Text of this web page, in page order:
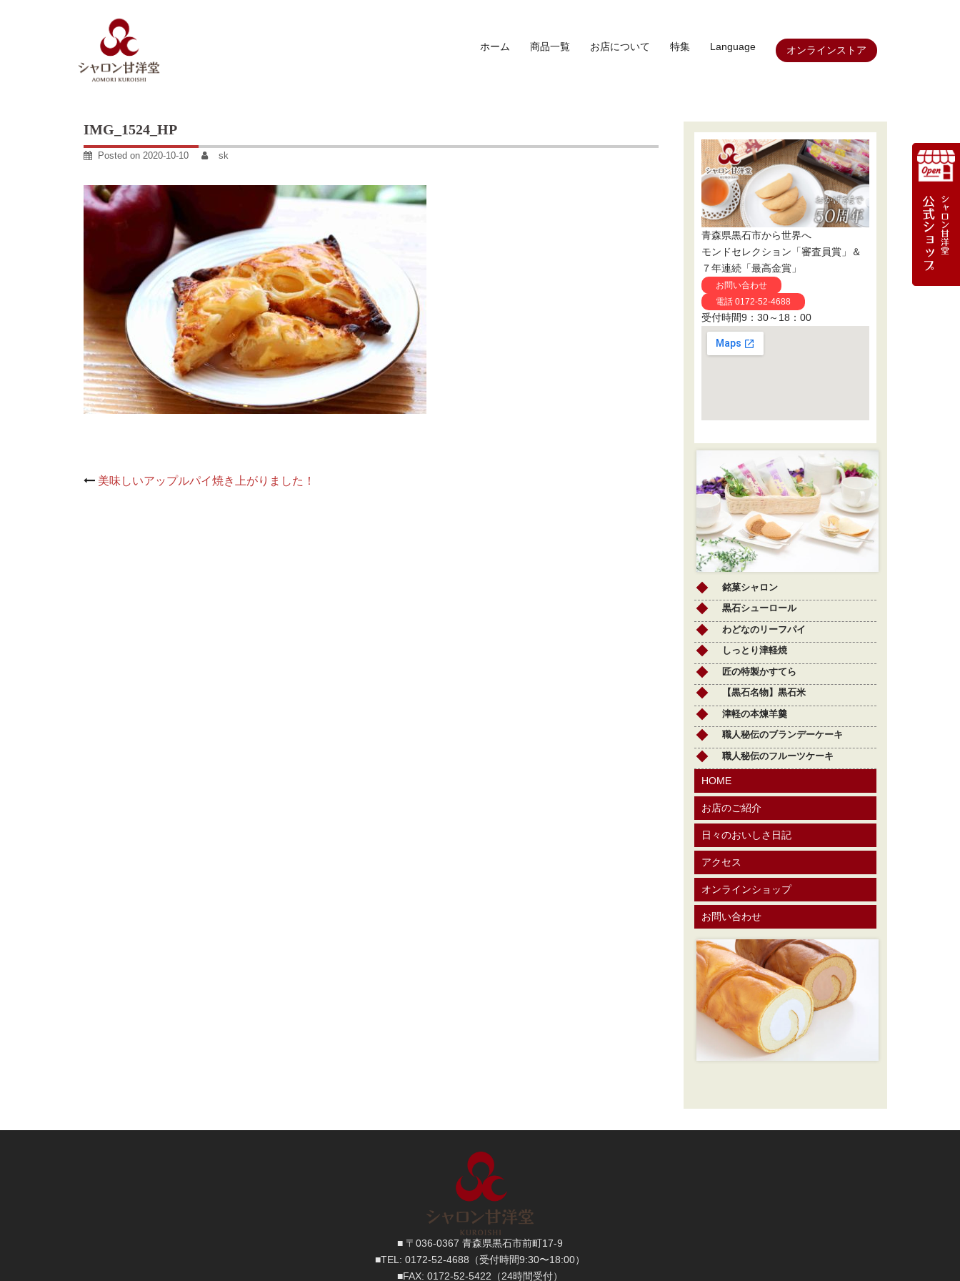
ホーム 商品一覧 お店について 特集 Language オンラインストア
IMG_1524_HP
Posted on 2020-10-10 sk
Post
美味しいアップルパイ焼き上がりました！
青森県黒石市から世界へ
モンドセレクション「審査員賞」＆
７年連続「最高金賞」
お問い合わせ
電話 0172-52-4688
受付時間9：30～18：00
銘菓シャロン
黒石シューロール
わどなのリーフパイ
しっとり津軽焼
匠の特製かすてら
【黒石名物】黒石米
津軽の本煉羊羹
職人秘伝のブランデーケーキ
職人秘伝のフルーツケーキ
HOME
お店のご紹介
日々のおいしさ日記
アクセス
オンラインショップ
お問い合わせ
■ 〒036-0367 青森県黒石市前町17-9
■TEL: 0172-52-4688 （受付時間9:30〜18:00）
■FAX: 0172-52-5422 （24時間受付）